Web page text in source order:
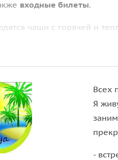
входные билеты.
чаши с горячей и
Купание в горячих
при наборе группы от 2
до 5-6 человек, за
места, если туристы
Всех
Я
-